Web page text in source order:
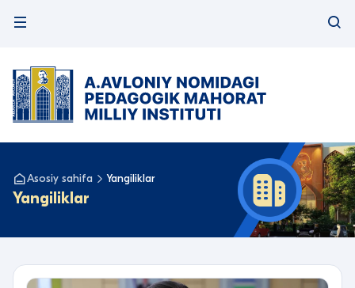
Asosiy sahifa Yangiliklar
Yangiliklar